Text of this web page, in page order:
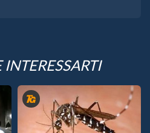
INTERESSARTI